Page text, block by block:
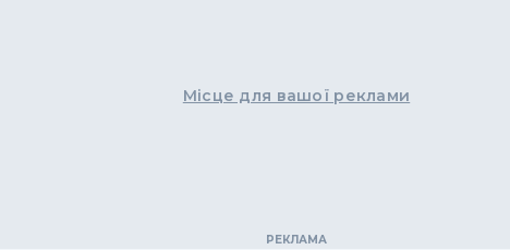
Місце для вашої реклами